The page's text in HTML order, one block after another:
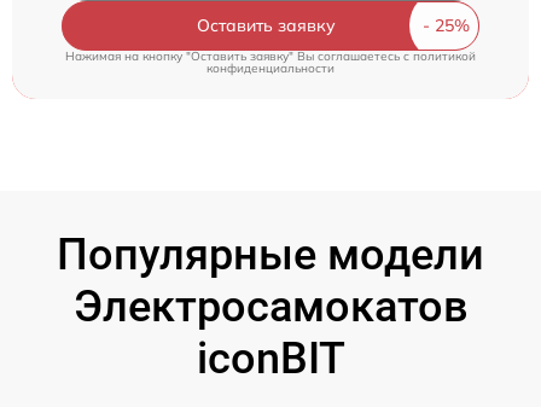
Оставить заявку
Нажимая на кнопку "Оставить заявку" Вы соглашаетесь cполитикой
конфиденциальности
Популярные модели
Электросамокатов
iconBIT